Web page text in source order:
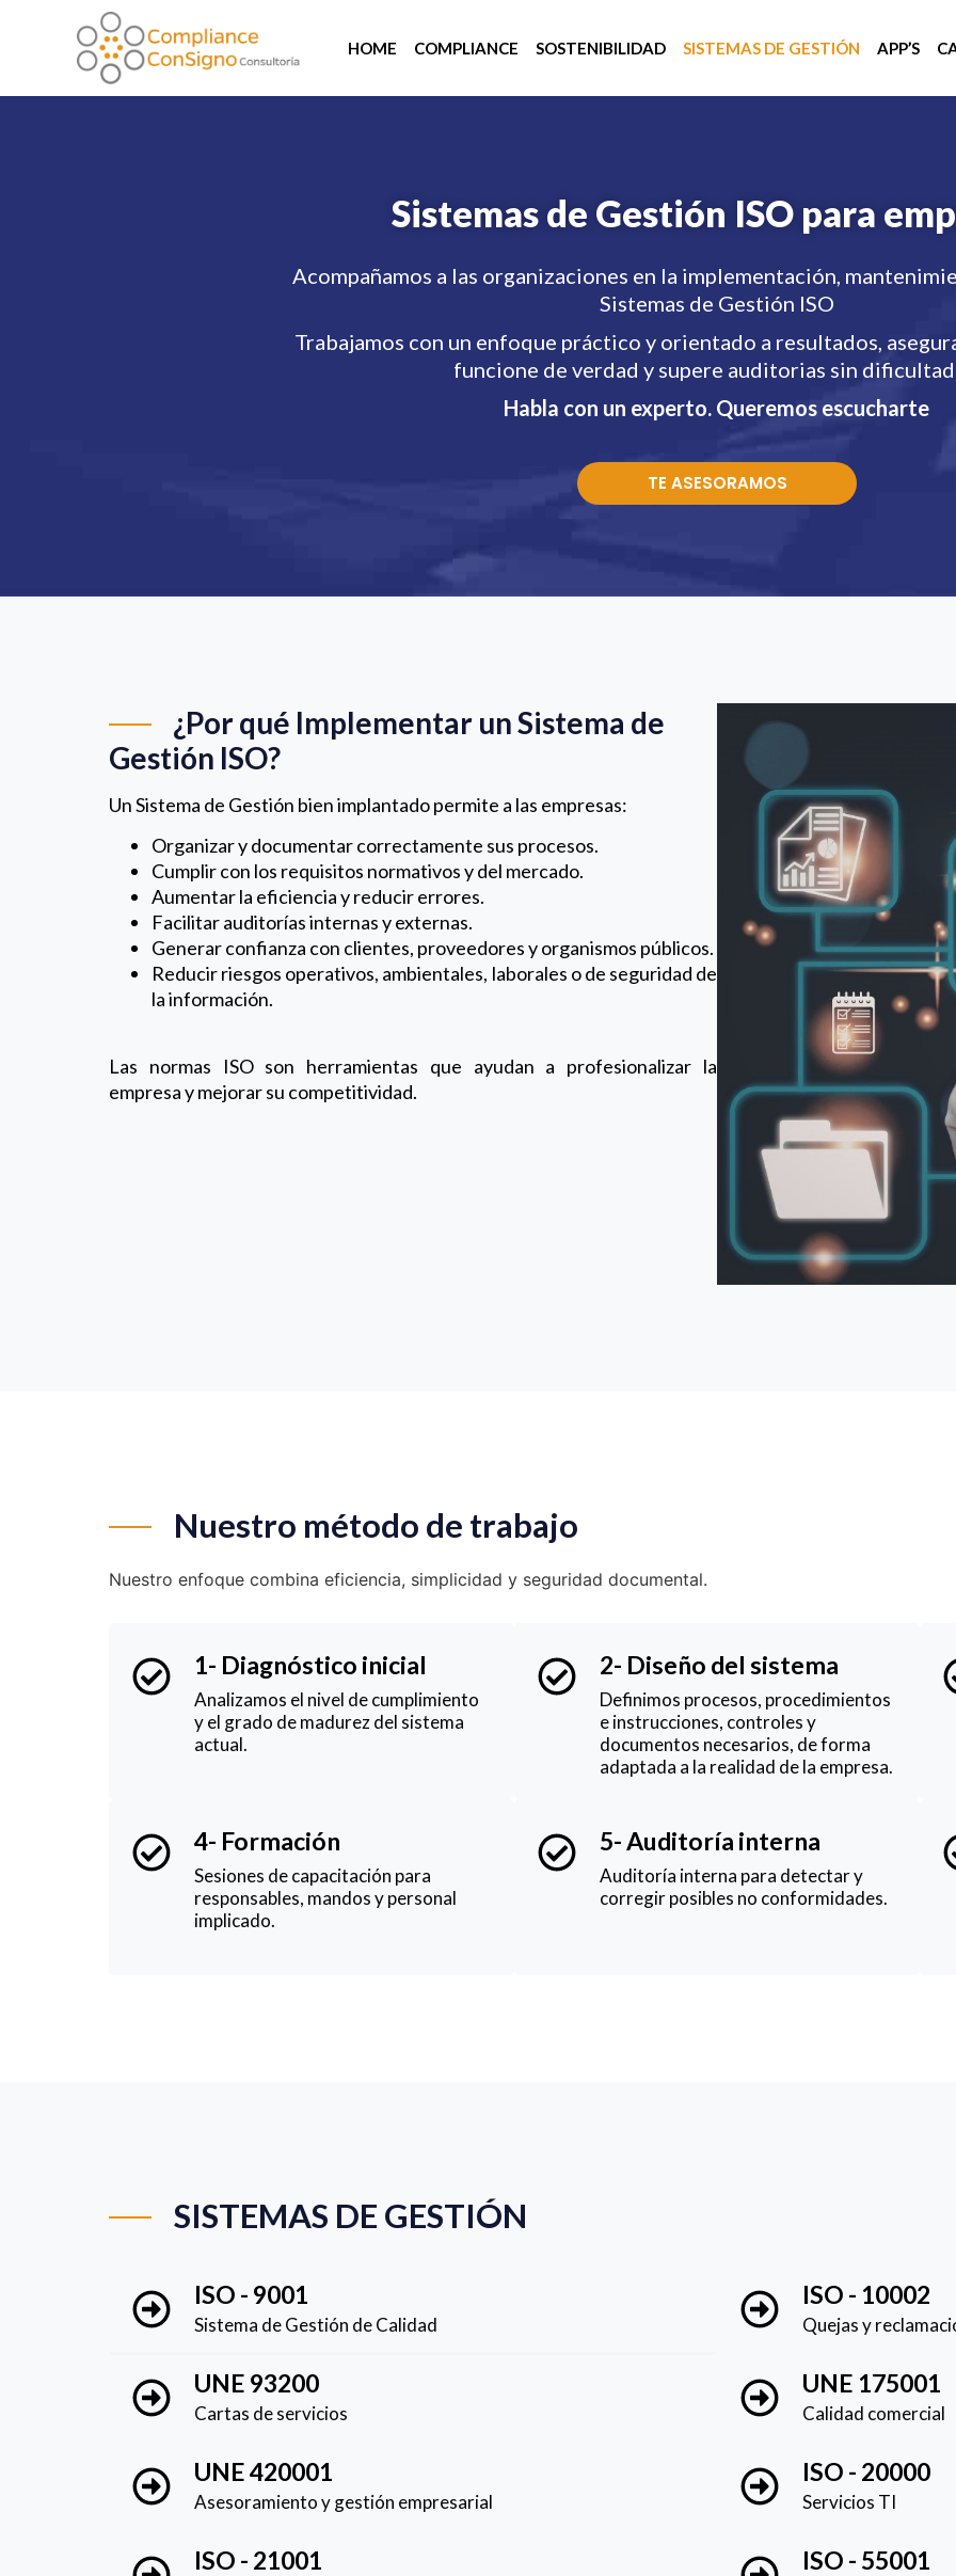
HOME COMPLIANCE SOSTENIBILIDAD SISTEMAS DE GESTIÓN APP’S
Sistemas de Gestión ISO para
Acompañamos a las organizaciones en la implementación,
Sistemas de Gestión ISO
Trabajamos con un enfoque práctico y orientado a resultados,
funcione de verdad y supere auditorias sin
Habla con un experto. Queremos escucharte
TE ASESORAMOS
¿Por qué Implementar un Sistema de
Gestión ISO?
Un Sistema de Gestión bien implantado permite a las empresas:
Organizar y documentar correctamente sus procesos.
Cumplir con los requisitos normativos y del mercado.
Aumentar la eficiencia y reducir errores.
Facilitar auditorías internas y externas.
Generar confianza con clientes, proveedores y organismos públicos.
Reducir riesgos operativos, ambientales, laborales o de seguridad de
la información.
Las normas ISO son herramientas que ayudan a profesionalizar la
empresa y mejorar su competitividad.
Nuestro método de trabajo
Nuestro enfoque combina eficiencia, simplicidad y seguridad documental.
1- Diagnóstico inicial
Analizamos el nivel de cumplimiento
y el grado de madurez del sistema
actual.
2- Diseño del sistema
Definimos procesos, procedimientos
e instrucciones, controles y
documentos necesarios, de forma
adaptada a la realidad de la empresa.
4- Formación
Sesiones de capacitación para
responsables, mandos y personal
implicado.
5- Auditoría interna
Auditoría interna para detectar y
corregir posibles no conformidades.
SISTEMAS DE GESTIÓN
ISO - 9001
Sistema de Gestión de Calidad
ISO - 10002
Quejas y
UNE 93200
Cartas de servicios
UNE 175001
Calidad comercial
UNE 420001
Asesoramiento y gestión empresarial
ISO - 20000
Servicios TI
ISO - 21001 ISO - 55001